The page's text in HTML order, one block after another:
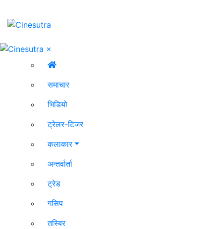
×
समाचार
भिडियो
ट्रेलर-टिजर
कलाकार
अन्तर्वार्ता
ट्रेड
गसिप
तस्बिर